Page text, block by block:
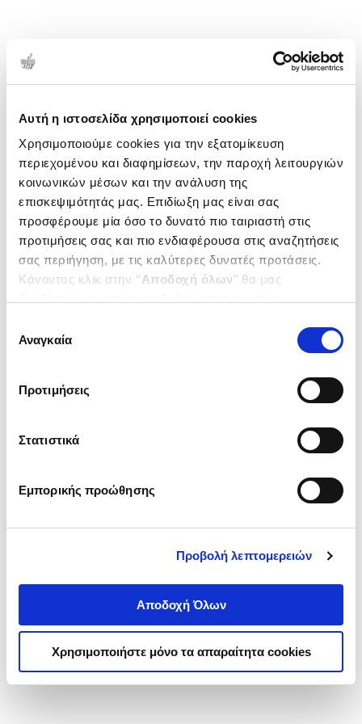
Αυτή η ιστοσελίδα χρησιμοποιεί cookies
Χρησιμοποιούμε cookies για την εξατομίκευση
περιεχομένου και διαφημίσεων, την παροχή λειτουργιών
κοινωνικών μέσων και την ανάλυση της
επισκεψιμότητάς μας. Επιδίωξη μας είναι σας
προσφέρουμε μία όσο το δυνατό πιο ταιριαστή στις
προτιμήσεις σας και πιο ενδιαφέρουσα στις αναζητήσεις
σας περιήγηση, με τις καλύτερες δυνατές προτάσεις.
Κάνοντας κλικ στην ‘’Αποδοχή όλων’’ θα μας
ενδιαφέρουν και να επιλέξετε από τα παρακάτω με την
΄΄και να ενημερωθείτε σχετικά με
συγκατάθεσης
Αναγκαία
Προτιμήσεις
Στατιστικά
Εμπορικής προώθησης
Προβολή λεπτομερειών
Αποδοχή Όλων
Χρησιμοποιήστε μόνο τα απαραίτητα cookies